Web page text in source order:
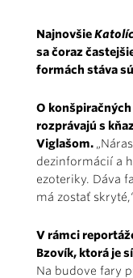
Najnovšie
sa čoraz
formách stáva
O
rozprávajú s
Viglašom.
dezinformácií a
ezoteriky. Dáva
má zostať
V rámci
Bzovík, ktorá je
Na budove fary